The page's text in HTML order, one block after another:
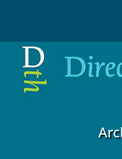
inhoud